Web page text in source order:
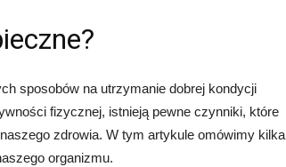
sposobów na utrzymanie dobrej kondycji
fizycznej, istnieją pewne czynniki, które
zdrowia. W tym artykule omówimy kilka
organizmu.